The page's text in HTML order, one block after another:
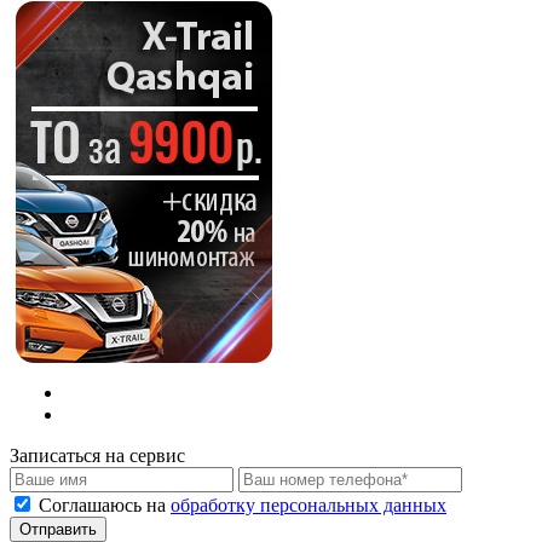
Записаться на сервис
Соглашаюсь на обработку персональных данных